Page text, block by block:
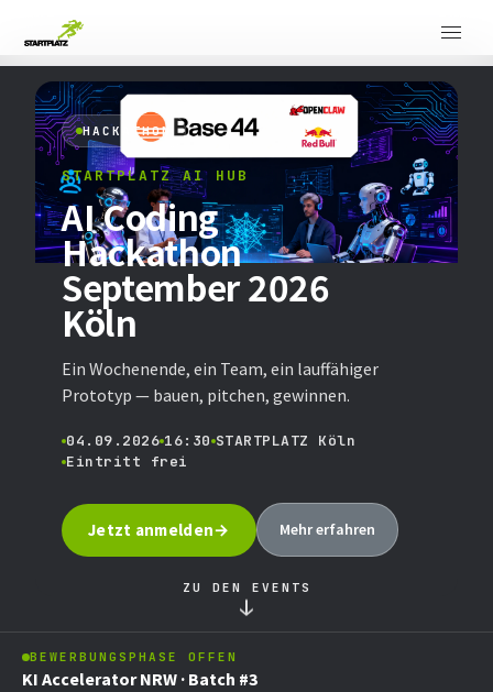
HACKATHON
STARTPLATZ AI HUB
AI Coding
Hackathon
September 2026
Köln
Ein Wochenende, ein Team, ein lauffähiger
Prototyp — bauen, pitchen, gewinnen.
04.09.2026 16:30 STARTPLATZ Köln
Eintritt frei
Jetzt anmelden Mehr erfahren
ZU DEN EVENTS
↓
BEWERBUNGSPHASE OFFEN
KI Accelerator NRW · Batch #3